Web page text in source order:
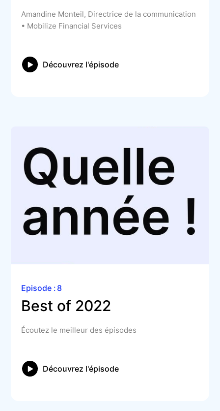
Amandine Monteil, Directrice de la communication
• Mobilize Financial Services
Découvrez l'épisode
Episode : 8
Best of 2022
Écoutez le meilleur des épisodes
Découvrez l'épisode